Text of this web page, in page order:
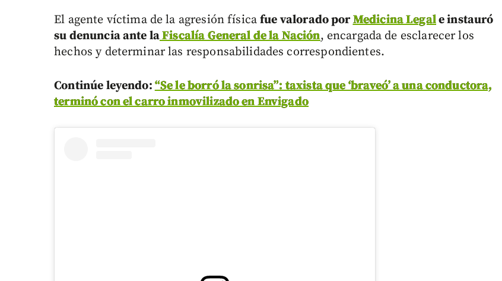
El agente víctima de la agresión físicafue valorado porMedicina Legale instauró
su denuncia ante laFiscalía General de la Nación, encargada de esclarecer los
hechos y determinar las responsabilidades correspondientes.
Continúe leyendo:“Se le borró la sonrisa”: taxista que ‘braveó’ a una conductora,
terminó con el carro inmovilizado en Envigado